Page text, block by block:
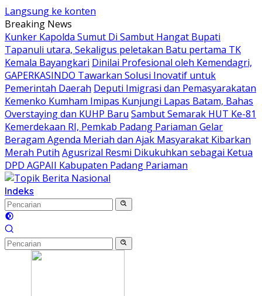
Langsung ke konten
Breaking News
Kunker Kapolda Sumut Di Sambut Hangat Bupati
Tapanuli utara, Sekaligus peletakan Batu pertama TK
Kemala Bayangkari Dinilai Profesional oleh Kemendagri,
GAPERKASINDO Tawarkan Solusi Inovatif untuk
Pemerintah Daerah Deputi Imigrasi dan Pemasyarakatan
Kemenko Kumham Imipas Kunjungi Lapas Batam, Bahas
Overstaying dan KUHP Baru Sambut Semarak HUT Ke-81
Kemerdekaan RI, Pemkab Padang Pariaman Gelar
Beragam Agenda Meriah dan Ajak Masyarakat Kibarkan
Merah Putih Agusrizal Resmi Dikukuhkan sebagai Ketua
DPD AGPAII Kabupaten Padang ‎Pariaman
Indeks